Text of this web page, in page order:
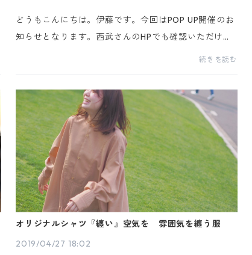
どうもこんにちは。伊藤です。今回はPOP UP開催のお
知らせとなります。西武さんのHPでも確認いただけま
すhttps://www.sogo-seibu.jp/ikebukuro/topics/pag
中【...
続きを読む
オリジナルシャツ『纏い』空気を 雰囲気を纏う服
2019/04/27 18:02